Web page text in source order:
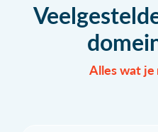
Alles wat